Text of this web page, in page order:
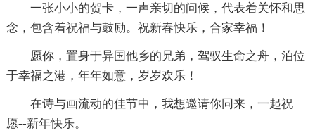
一张小小的贺卡，一声亲切的问候，代表着关怀和思
念，包含着祝福与鼓励。祝新春快乐，合家幸福！
愿你，置身于异国他乡的兄弟，驾驭生命之舟，泊位
于幸福之港，年年如意，岁岁欢乐！
在诗与画流动的佳节中，我想邀请你同来，一起祝
愿--新年快乐。